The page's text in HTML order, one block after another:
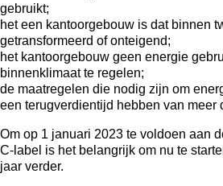
gebruikt;
het een kantoorgebouw is dat binnen
getransformeerd of onteigend;
het kantoorgebouw geen energie
binnenklimaat te regelen;
de maatregelen die nodig zijn om
een terugverdientijd hebben van meer
Om op 1 januari 2023 te voldoen aan
C-label is het belangrijk om nu te
jaar verder.